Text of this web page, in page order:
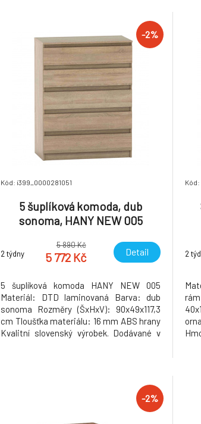
-2%
Kód: i399_0000281051
5 šuplíková komoda, dub
sonoma, HANY NEW 005
2 týdny
5 890 Kč
5 772 Kč Detail
5 šuplíková komoda HANY NEW 005
Materiál: DTD laminovaná Barva: dub
sonoma Rozměry (ŠxHxV): 90x49x117,3
cm Tloušťka materiálu: 16 mm ABS hrany
Kvalitní slovenský výrobek. Dodávané v
2
-2%